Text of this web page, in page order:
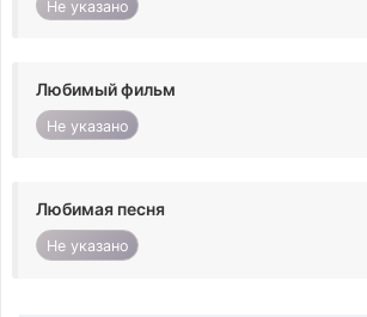
Не указано
Любимый фильм
Не указано
Любимая песня
Не указано